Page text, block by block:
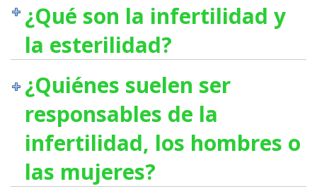
¿Qué son la infertilidad y
la esterilidad?
¿Quiénes suelen ser
responsables de la
infertilidad, los hombres o
las mujeres?